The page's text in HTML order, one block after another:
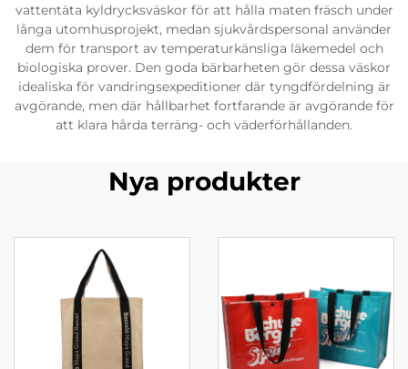
vattentäta kyldrycksväskor för att hålla maten fräsch under
långa utomhusprojekt, medan sjukvårdspersonal använder
dem för transport av temperaturkänsliga läkemedel och
biologiska prover. Den goda bärbarheten gör dessa väskor
idealiska för vandringsexpeditioner där tyngdfördelning är
avgörande, men där hållbarhet fortfarande är avgörande för
att klara hårda terräng- och väderförhållanden.
Nya produkter